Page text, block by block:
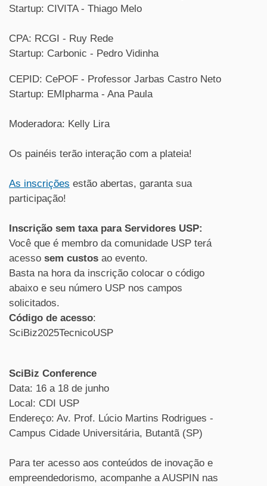
Startup: CIVITA - Thiago Melo
CPA: RCGI - Ruy Rede
Startup: Carbonic - Pedro Vidinha
CEPID: CePOF - Professor Jarbas Castro Neto
Startup: EMIpharma - Ana Paula
Moderadora: Kelly Lira
Os painéis terão interação com a plateia!
As inscrições estão abertas, garanta sua
participação!
Inscrição sem taxa para Servidores USP:
Você que é membro da comunidade USP terá
acesso sem custos ao evento.
Basta na hora da inscrição colocar o código
abaixo e seu número USP nos campos
solicitados.
Código de acesso:
SciBiz2025TecnicoUSP
SciBiz Conference
Data: 16 a 18 de junho
Local: CDI USP
Endereço: Av. Prof. Lúcio Martins Rodrigues -
Campus Cidade Universitária, Butantã (SP)
Para ter acesso aos conteúdos de inovação e
empreendedorismo, acompanhe a AUSPIN nas